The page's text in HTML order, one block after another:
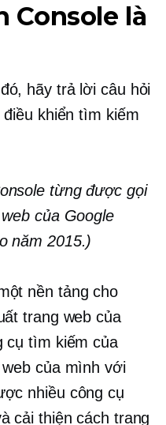
Console là
hãy trả lời câu hỏi
khiển tìm kiếm
từng được gọi
của Google
năm 2015.)
nền tảng cho
trang web của
cụ tìm kiếm của
của mình với
nhiều công cụ
cải thiện cách trang